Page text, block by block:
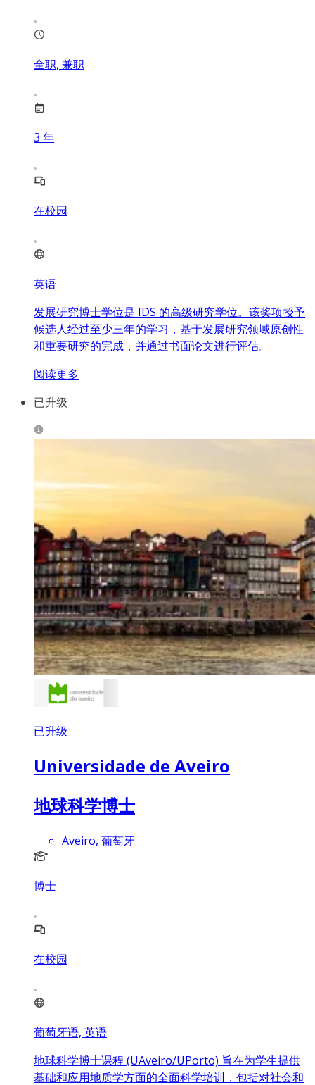
全职, 兼职
3 年
在校园
英语
发展研究博士学位是 IDS 的高级研究学位。该奖项授予
候选人经过至少三年的学习，基于发展研究领域原创性
和重要研究的完成，并通过书面论文进行评估。
阅读更多
已升级
已升级
Universidade de Aveiro
地球科学博士
Aveiro, 葡萄牙
博士
在校园
葡萄牙语, 英语
地球科学博士课程 (UAveiro/UPorto) 旨在为学生提供
基础和应用地质学方面的全面科学培训，包括对社会和